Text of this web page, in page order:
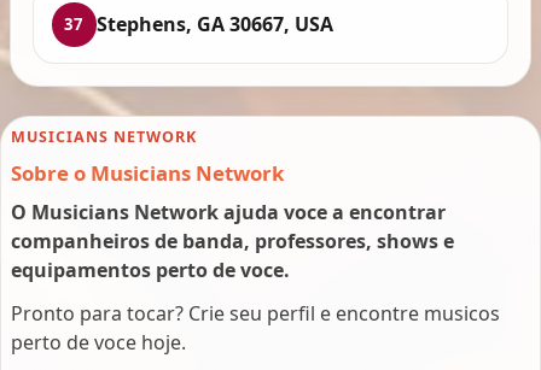
37 Stephens, GA 30667, USA
MUSICIANS NETWORK
Sobre o Musicians Network
O Musicians Network ajuda voce a encontrar
companheiros de banda, professores, shows e
equipamentos perto de voce.
Pronto para tocar? Crie seu perfil e encontre musicos
perto de voce hoje.